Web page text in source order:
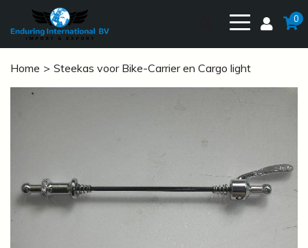
0
Home Steekas voor Bike-Carrier en Cargo light